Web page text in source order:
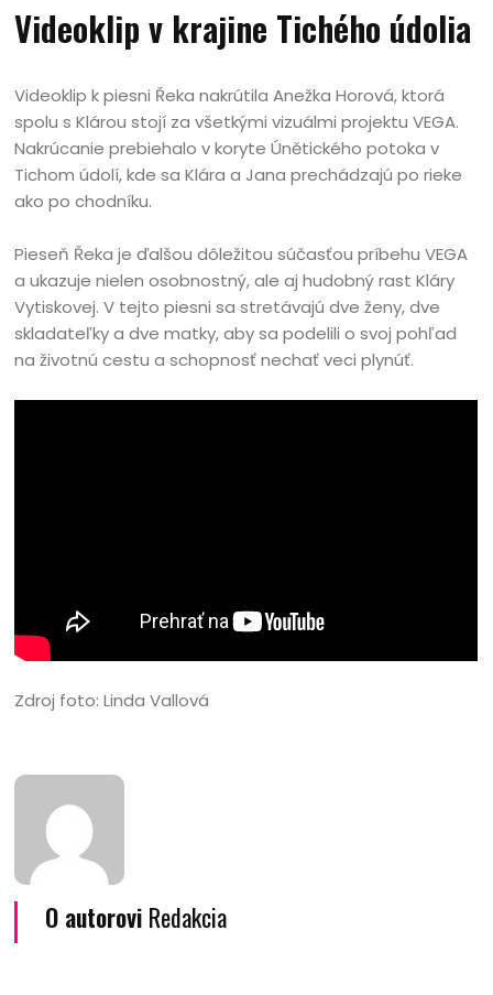
Videoklip v krajine Tichého údolia
Videoklip k piesni Řeka nakrútila Anežka Horová, ktorá
spolu s Klárou stojí za všetkými vizuálmi projektu VEGA.
Nakrúcanie prebiehalo v koryte Únětického potoka v
Tichom údolí, kde sa Klára a Jana prechádzajú po rieke
ako po chodníku.
Pieseň Řeka je ďalšou dôležitou súčasťou príbehu VEGA
a ukazuje nielen osobnostný, ale aj hudobný rast Kláry
Vytiskovej. V tejto piesni sa stretávajú dve ženy, dve
skladateľky a dve matky, aby sa podelili o svoj pohľad
na životnú cestu a schopnosť nechať veci plynúť.
Zdroj foto: Linda Vallová
O autorovi Redakcia